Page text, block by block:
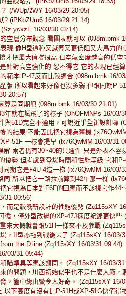
(/WUp/2WY 16/03/29 20:05)
? (iPKbZUm6 16/03/29 21:14)
16/03/30 03:14)
空層分布觀念 看圖表就可以 (098m.bmk
現 像H型這種又減輕又更低阻又大馬力的
才把最大值撐很高 但空氣密度越高的低
針對高空強化的 怨不得它 它的表現已經
範本 P-47反而比較適合 (098m.bmk 16/
版 所以看起來好像也沒多弱 但跟同期P-
20:57)
算是同期吧 (098m.bmk 16/03/30 21:01)
年就在試飛了的樣子 (OhOFMNPs 16/03/
與51D完全不通用，可說近乎全新設計囉
的結果 不能因此把它視為舊機
51F 一樣會提早 (lx76QwMM 16/03/31
兩者仍有30~40的共通件 只是外表不容
優勢 但考慮到登場時間和性能等級 它和
期它是F4U-4這一梯 (lx76QwMM 16/03/
所以把它一路拉前算到42年那一梯
它視為日本對F6F的回應而不該視它作
31 00:56)
而是較晚新設計的性能優勢 (Zq115sXY
循，僅外型改過的XP-47J速度紀錄更快些
來大概就會跟51H一樣來不及參戰
，II型亦拖到戰後去了 (Zq115sXY 16/03/
the D line (Zq115sXY 16/03/31 09:44)
03/31 09:44)
瞄準具等應該類同。 (Zq115sXY 16/03/31
的問題，川西初始似乎也不是什麼大廠
，箇中緣由蠻令人好奇。 (Zq115sXY 16/
下高度有沒有比P-51H或XP-51G快值得